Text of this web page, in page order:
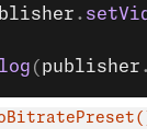
.
log ( publisher .